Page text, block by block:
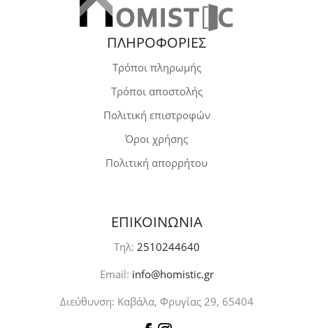
ΠΛΗΡΟΦΟΡΙΕΣ
Τρόποι πληρωμής
Τρόποι αποστολής
Πολιτική επιστροφών
Όροι χρήσης
Πολιτική απορρήτου
ΕΠΙΚΟΙΝΩΝΙΑ
Τηλ: 2510244640
Email: info@homistic.gr
Διεύθυνση: Καβάλα, Φρυγίας 29, 65404